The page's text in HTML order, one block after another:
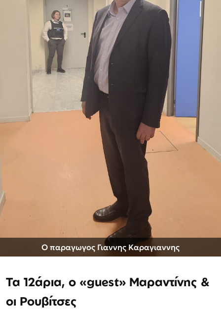
Ο παραγωγος Γιαννης Καραγιαννης
Τα 12άρια, ο «guest» Μαραντίνης &
οι Ρουβίτσες